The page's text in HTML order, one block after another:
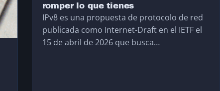
romper lo que tienes
IPv8 es una propuesta de protocolo de red
publicada como Internet-Draft en el IETF el
15 de abril de 2026 que busca…